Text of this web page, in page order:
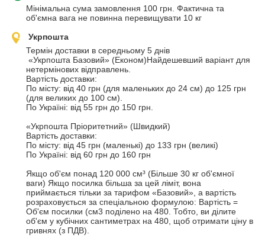
Мінімальна сума замовлення 100 грн. Фактична та
об'ємна вага не повинна перевищувати 10 кг
Укрпошта
Термін доставки в середньому 5 днів
нетермінових відправлень.
Вартість доставки:
По місту: від 40 грн (для маленьких до 24 см) до 125 грн
(для великих до 100 см).
По Україні: від 55 грн до 150 грн.
«Укрпошта Пріоритетний» (Швидкий)
Вартість доставки:
По місту: від 45 грн (маленькі) до 133 грн (великі)
По Україні: від 60 грн до 160 грн
Якщо об'єм понад 120 000 см³ (Більше 30 кг об'ємної
ваги) Якщо посилка більша за цей ліміт, вона
приймається тільки за тарифом «Базовий», а вартість
розраховується за спеціальною формулою: Вартість =
Об'єм посилки (см3 поділено на 480. Тобто, ви ділите
об'єм у кубічних сантиметрах на 480, щоб отримати ціну в
гривнях (з ПДВ).